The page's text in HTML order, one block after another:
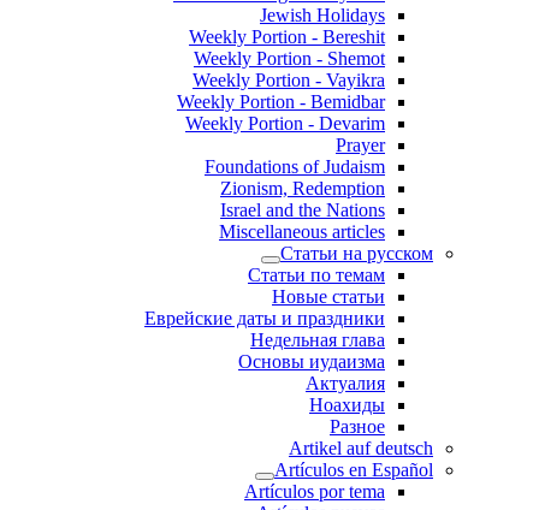
Jewish Holidays
Weekly Portion - Bereshit
Weekly Portion - Shemot
Weekly Portion - Vayikra
Weekly Portion - Bemidbar
Weekly Portion - Devarim
Prayer
Foundations of Judaism
Zionism, Redemption
Israel and the Nations
Miscellaneous articles
Статьи на русском
Статьи по темам
Новые статьи
Еврейские даты и праздники
Недельная глава
Основы иудаизма
Актуалия
Ноахиды
Разное
Artikel auf deutsch
Artículos en Español
Artículos por tema